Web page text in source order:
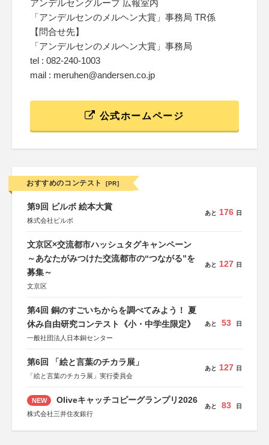
アンデルセングループ 広報室内
「アンデルセンのメルヘン大賞」事務局 TR係
【問合せ先】
「アンデルセンのメルヘン大賞」事務局
tel : 082-240-1003
mail : meruhen@andersen.co.jp
公式ホームページ
おすすめのコンテスト [PR]
第9回 ビルボ 絵本大賞
株式会社ビルボ
あと 176 日
文京区×交流都市ハッシュタグキャンペーン
～あなたがみつけた交流都市の“つながる”を
募集～
文京区
あと 127 日
第4回 銅のすごいちからを調べてみよう！ 夏
休み自由研究コンテスト《小・中学生限定》
一般社団法人日本銅センター
あと 53 日
第6回 「絵と言葉のチカラ展」
「絵と言葉のチカラ展」実行委員会
あと 127 日
NEW Oliveキャッチコピーグランプリ2026
株式会社三井住友銀行
あと 83 日